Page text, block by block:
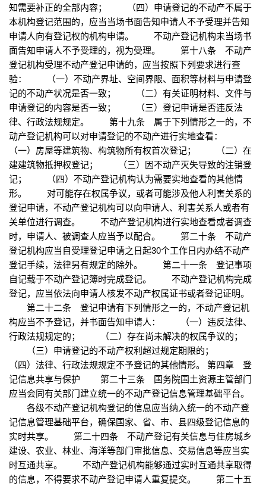
知需要补正的全部内容； （四）申请登记的不动产不属于
本机构登记范围的，应当当场书面告知申请人不予受理并告知
申请人向有登记权的机构申请。 不动产登记机构未当场书
面告知申请人不予受理的，视为受理。 第十八条 不动产
登记机构受理不动产登记申请的，应当按照下列要求进行查
验： （一）不动产界址、空间界限、面积等材料与申请登
记的不动产状况是否一致； （二）有关证明材料、文件与
申请登记的内容是否一致； （三）登记申请是否违反法
律、行政法规规定。 第十九条 属于下列情形之一的，不
动产登记机构可以对申请登记的不动产进行实地查看：
（一）房屋等建筑物、构筑物所有权首次登记； （二）在
建建筑物抵押权登记； （三）因不动产灭失导致的注销登
记； （四）不动产登记机构认为需要实地查看的其他情
形。 对可能存在权属争议，或者可能涉及他人利害关系的
登记申请，不动产登记机构可以向申请人、利害关系人或者有
关单位进行调查。 不动产登记机构进行实地查看或者调查
时，申请人、被调查人应当予以配合。 第二十条 不动产
登记机构应当自受理登记申请之日起30个工作日内办结不动产
登记手续，法律另有规定的除外。 第二十一条 登记事项
自记载于不动产登记簿时完成登记。 不动产登记机构完成
登记，应当依法向申请人核发不动产权属证书或者登记证明。
第二十二条 登记申请有下列情形之一的，不动产登记机
构应当不予登记，并书面告知申请人： （一）违反法律、
行政法规规定的； （二）存在尚未解决的权属争议的；
（三）申请登记的不动产权利超过规定期限的；
（四）法律、行政法规规定不予登记的其他情形。 第四章 登
记信息共享与保护 第二十三条 国务院国土资源主管部门
应当会同有关部门建立统一的不动产登记信息管理基础平台。
各级不动产登记机构登记的信息应当纳入统一的不动产登
记信息管理基础平台，确保国家、省、市、县四级登记信息的
实时共享。 第二十四条 不动产登记有关信息与住房城乡
建设、农业、林业、海洋等部门审批信息、交易信息等应当实
时互通共享。 不动产登记机构能够通过实时互通共享取得
的信息，不得要求不动产登记申请人重复提交。 第二十五